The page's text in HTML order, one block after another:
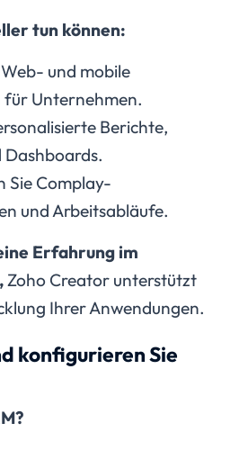
tun können:
und mobile
Unternehmen.
Berichte,
Sie Complay-
und Arbeitsabläufe.
Erfahrung im
Zoho Creator unterstützt
Ihrer Anwendungen.
konfigurieren Sie